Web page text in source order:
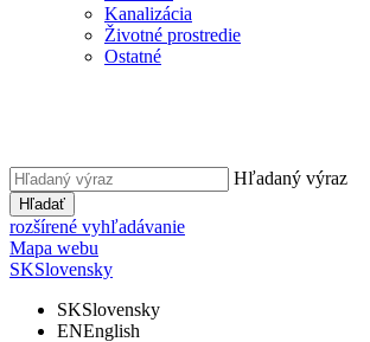
Kanalizácia
Životné prostredie
Ostatné
Hľadaný výraz
Hľadať
rozšírené vyhľadávanie
Mapa webu
SKSlovensky
SKSlovensky
ENEnglish